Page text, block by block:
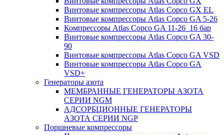
Винтовые компрессоры Atlas Copco GX EL
Винтовые компрессоры Atlas Copco GA 5-26
Компрессоры Atlas Copco GA 11-26_16 бар
Винтовые компрессоры Atlas Copco GA 30-
90
Винтовые компрессоры Atlas Copco GA VSD
Винтовые компрессоры Atlas Copco GA
VSD+
Генераторы азота
МЕМБРАННЫЕ ГЕНЕРАТОРЫ АЗОТА
СЕРИИ NGM
АДСОРБЦИОННЫЕ ГЕНЕРАТОРЫ
АЗОТА СЕРИИ NGP
Поршневые компрессоры